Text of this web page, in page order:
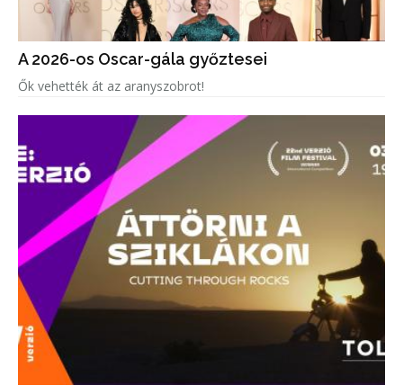
A 2026-os Oscar-gála győztesei
Ők vehették át az aranyszobrot!